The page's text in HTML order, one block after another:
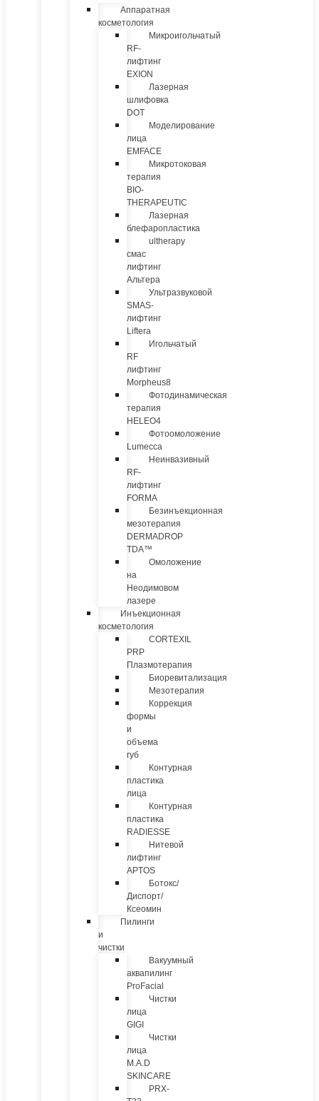
Аппаратная
косметология
Микроигольчатый
RF-
лифтинг
EXION
Лазерная
шлифовка
DOT
Моделирование
лица
EMFACE
Микротоковая
терапия
BIO-
THERAPEUTIC
Лазерная
блефаропластика
ultherapy
смас
лифтинг
Альтера
Ультразвуковой
SMAS-
лифтинг
Liftera
Игольчатый
RF
лифтинг
Morpheus8
Фотодинамическая
терапия
HELEO4
Фотоомоложение
Lumecca
Неинвазивный
RF-
лифтинг
FORMA
Безинъекционная
мезотерапия
DERMADROP
TDA™
Омоложение
на
Неодимовом
лазере
Инъекционная
косметология
CORTEXIL
PRP
Плазмотерапия
Биоревитализация
Мезотерапия
Коррекция
формы
и
объема
губ
Контурная
пластика
лица
Контурная
пластика
RADIESSE
Нитевой
лифтинг
APTOS
Ботокс/
Диспорт/
Ксеомин
Пилинги
и
чистки
Вакуумный
аквапилинг
ProFacial
Чистки
лица
GIGI
Чистки
лица
M.A.D
SKINCARE
PRX-